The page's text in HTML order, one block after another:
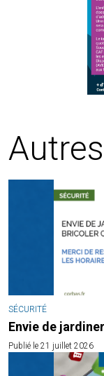
Autres
SÉCURITÉ
Envie de
Publié le 21 juillet 2026